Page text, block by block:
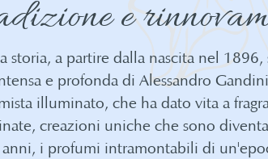
e
storia, a partire dalla nascita nel
e profonda di Alessandro
illuminato, che ha dato vita a
creazioni uniche che sono
i profumi intramontabili di